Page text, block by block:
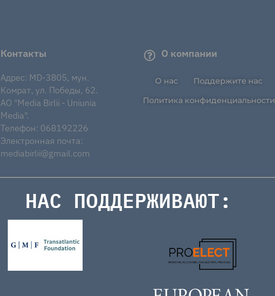
Контакты
Адрес: MD-3805, мун.
Комрат, ул. Победы, 62.
AO "Media Birlii - Uniunia
Media".
Телефон: 068192226
Электронная почта:
mediabirlii@gmail.com
О компании
О нас Поддержите нас
Политика конфиденциальности
НАС ПОДДЕРЖИВАЮТ: